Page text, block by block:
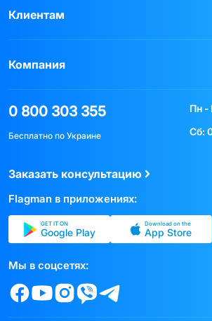
Клиентам
Компания
0 800 303 355
Бесплатно по Украине
Пн -
Сб:
Заказать консультацию
Flagman в приложениях:
GET IT ON
Google Play
Download on the
App Store
Мы в соцсетях: